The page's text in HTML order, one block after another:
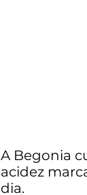
A Begonia
acidez
dia.